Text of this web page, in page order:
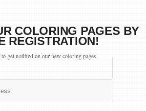
COLORING PAGES BY
REGISTRATION!
get notified on our new coloring pages.